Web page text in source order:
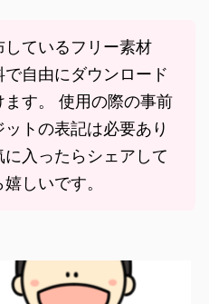
しているフリー素材
で自由にダウンロード
ます。 使用の際の事前
トの表記は必要あり
に入ったらシェアして
しいです。